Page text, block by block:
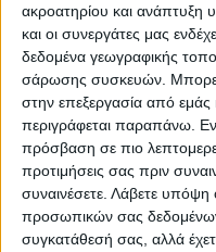
ακροατηρίου και ανάπτυξη
και οι συνεργάτες μας
δεδομένα γεωγραφικής
σάρωσης συσκευών.
στην επεξεργασία από
περιγράφεται παραπάνω.
πρόσβαση σε πιο
προτιμήσεις σας πριν
συναινέσετε. Λάβετε υπόψη
προσωπικών σας δεδομένων
συγκατάθεσή σας, αλλά
ΘΕΜΑ ΤΗΣ ΗΜΕΡΑΣ